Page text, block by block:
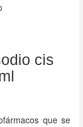
cis
que se